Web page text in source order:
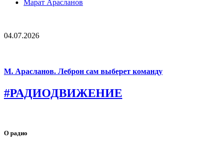
Марат Арасланов
04.07.2026
М. Арасланов. Леброн сам выберет команду
#РАДИОДВИЖЕНИЕ
О радио